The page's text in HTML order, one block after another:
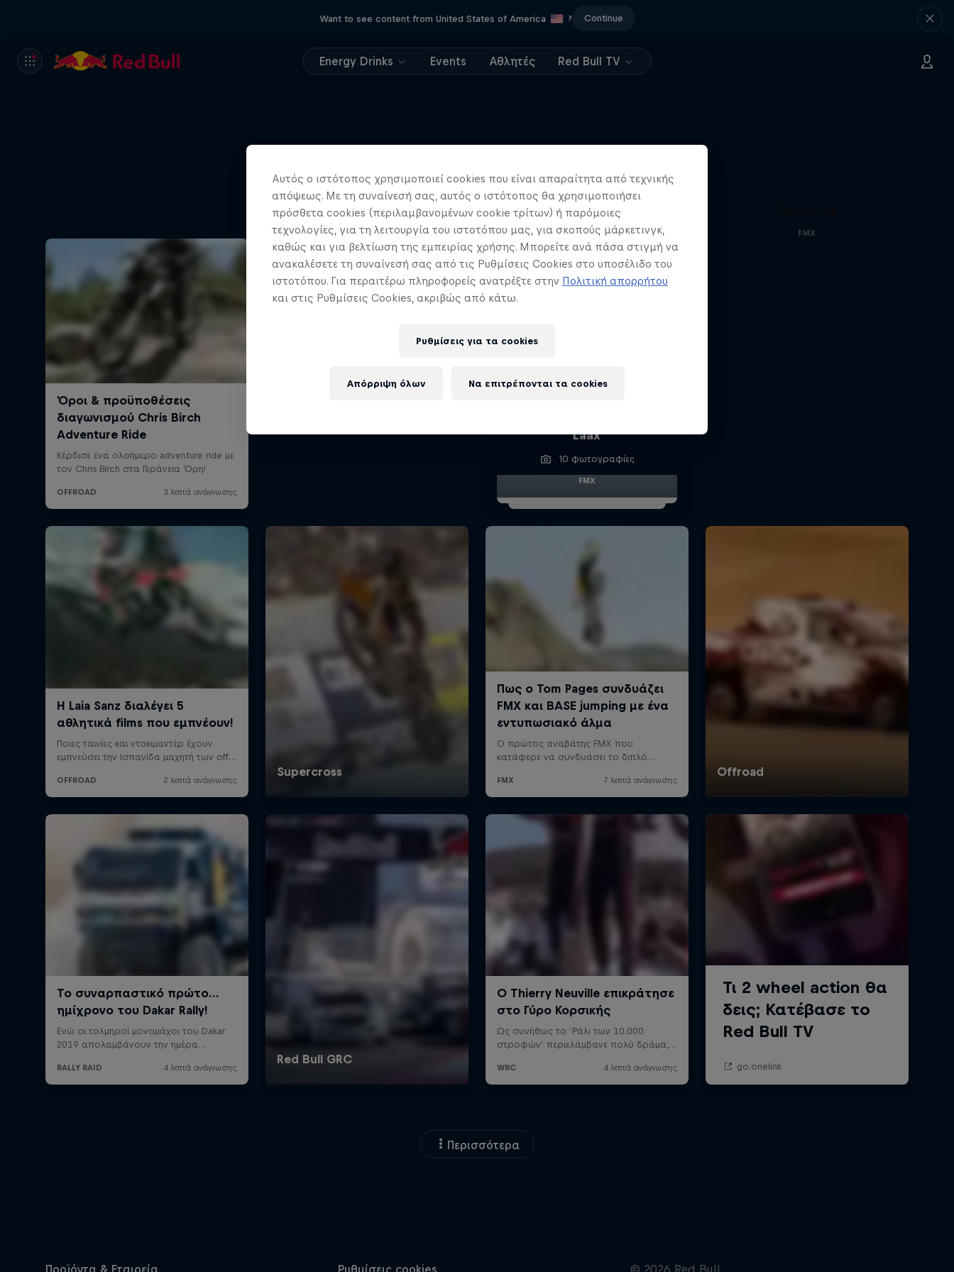
Want to see content from United States of America ? Continue
Energy Drinks Events Αθλητές Red Bull TV
Περισσότερα
Toby Price: Ridin’ Shotgun
Finke Desert Race 2021
OFFROAD
Laax
10 φωτογραφίες
FMX
FMX
Περισσότερα
Αυτός ο ιστότοπος χρησιμοποιεί cookies που είναι απαραίτητα από τεχνικής
απόψεως. Με τη συναίνεσή σας, αυτός ο ιστότοπος θα χρησιμοποιήσει
πρόσθετα cookies (περιλαμβανομένων cookie τρίτων) ή παρόμοιες
τεχνολογίες, για τη λειτουργία του ιστοτόπου μας, για σκοπούς μάρκετινγκ,
καθώς και για βελτίωση της εμπειρίας χρήσης. Μπορείτε ανά πάσα στιγμή να
ανακαλέσετε τη συναίνεσή σας από τις Ρυθμίσεις Cookies στο υποσέλιδο του
ιστοτόπου. Για περαιτέρω πληροφορείς ανατρέξτε στην Πολιτική απορρήτου
και στις Ρυθμίσεις Cookies, ακριβώς από κάτω.
Ρυθμίσεις για τα cookies
Απόρριψη όλων Να επιτρέπονται τα cookies